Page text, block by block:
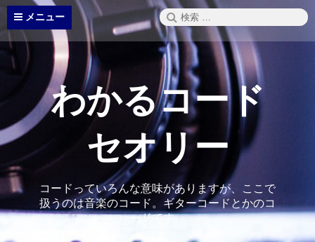
コ
テ
ン
ッ
プ
メニュー
検
索:
わかるコード
セオリー
コードっていろんな意味がありますが、ここで
扱うのは音楽のコード。ギターコードとかのコ
ードです。